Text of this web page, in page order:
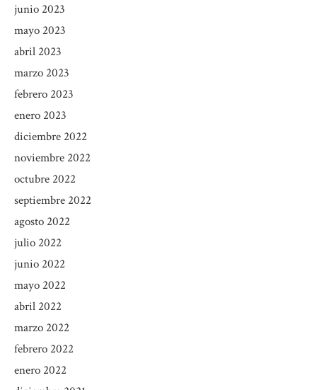
junio 2023
mayo 2023
abril 2023
marzo 2023
febrero 2023
enero 2023
diciembre 2022
noviembre 2022
octubre 2022
septiembre 2022
agosto 2022
julio 2022
junio 2022
mayo 2022
abril 2022
marzo 2022
febrero 2022
enero 2022